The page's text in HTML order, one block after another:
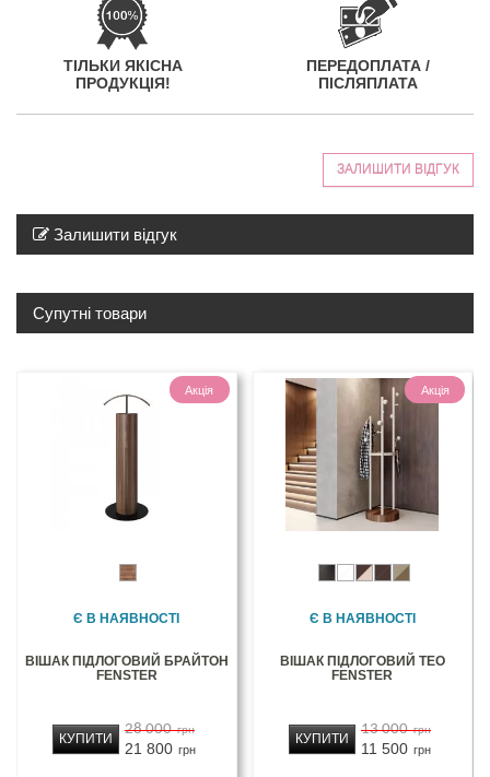
ТІЛЬКИ ЯКІСНА
ПРОДУКЦІЯ!
ПЕРЕДОПЛАТА /
ПІСЛЯПЛАТА
ЗАЛИШИТИ ВІДГУК
Залишити відгук
Супутні товари
Акція
Є В НАЯВНОСТІ
ВІШАК ПІДЛОГОВИЙ БРАЙТОН
FENSTER
28 000 грн
21 800 грн
КУПИТИ
Акція
Є В НАЯВНОСТІ
ВІШАК ПІДЛОГОВИЙ ТЕО
FENSTER
13 000 грн
11 500 грн
КУПИТИ